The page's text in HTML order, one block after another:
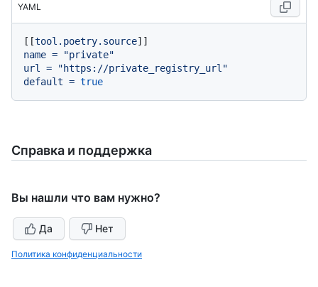
YAML
[[tool.poetry.source
name =
"private"
url
=
"https://private_registry_url"
default = true
Справка и поддержка
Вы нашли что вам нужно?
Да Нет
Политика конфиденциальности